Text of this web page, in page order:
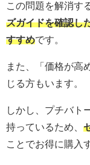
この問題を解消す
ズガイドを確認し
すすめです。
また、「価格が高
じる方もいます。
しかし、プチバト
持っているため、
ことでお得に購入